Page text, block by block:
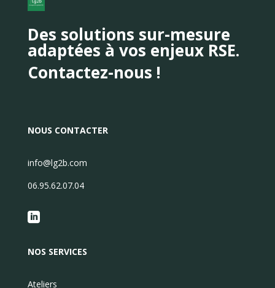
Des solutions sur-mesure
adaptées à vos enjeux RSE.
Contactez-nous !
NOUS CONTACTER
info@lg2b.com
06.95.62.07.04

NOS SERVICES
Ateliers